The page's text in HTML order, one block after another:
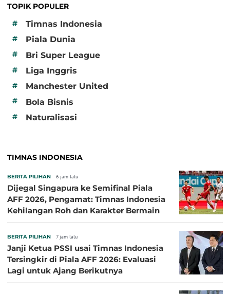
TOPIK POPULER
#
Timnas Indonesia
# Piala Dunia
# Bri Super League
# Liga Inggris
# Manchester United
# Bola Bisnis
# Naturalisasi
TIMNAS INDONESIA
BERITA PILIHAN 6 jam lalu
Dijegal Singapura ke Semifinal Piala
AFF 2026, Pengamat: Timnas Indonesia
Kehilangan Roh dan Karakter Bermain
BERITA PILIHAN 7 jam lalu
Janji Ketua PSSI usai Timnas Indonesia
Tersingkir di Piala AFF 2026: Evaluasi
Lagi untuk Ajang Berikutnya